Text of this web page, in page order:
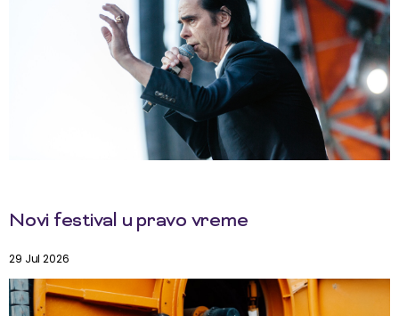
Novi festival u pravo vreme
29 Jul 2026